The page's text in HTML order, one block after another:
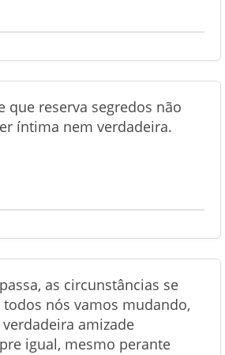
que reserva segredos não
íntima nem verdadeira.
as circunstâncias se
nós vamos mudando,
amizade
igual, mesmo perante